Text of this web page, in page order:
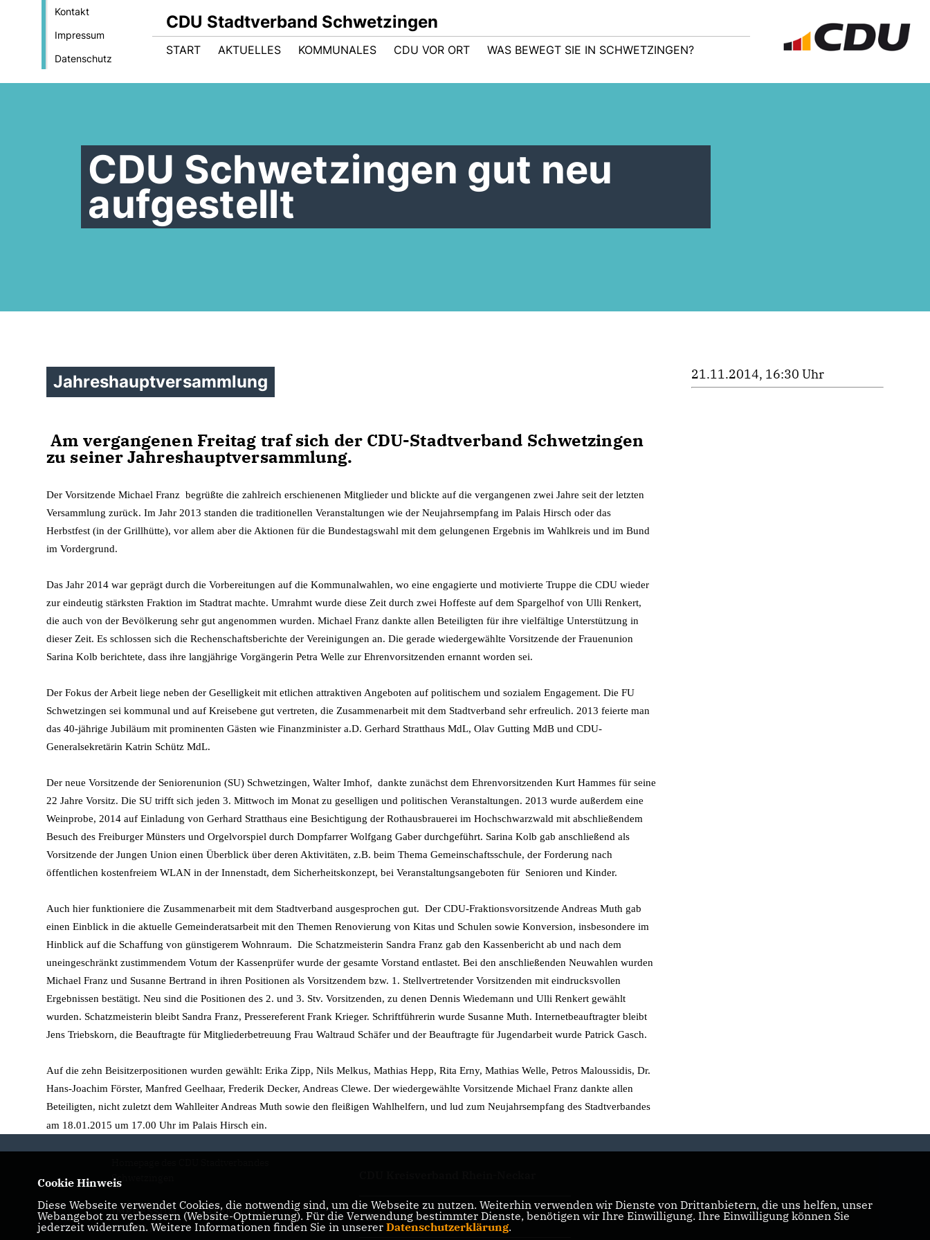
Kontakt
Impressum
Datenschutz
CDU Stadtverband Schwetzingen
START AKTUELLES KOMMUNALES CDU VOR ORT WAS BEWEGT SIE IN SCHWETZINGEN?
CDU Schwetzingen gut neu
aufgestellt
Jahreshauptversammlung
Am vergangenen Freitag traf sich der CDU-Stadtverband Schwetzingen
zu seiner Jahreshauptversammlung.
Der Vorsitzende Michael Franz begrüßte die zahlreich erschienenen Mitglieder und blickte auf die vergangenen zwei Jahre seit der letzten
Versammlung zurück. Im Jahr 2013 standen die traditionellen Veranstaltungen wie der Neujahrsempfang im Palais Hirsch oder das
Herbstfest (in der Grillhütte), vor allem aber die Aktionen für die Bundestagswahl mit dem gelungenen Ergebnis im Wahlkreis und im Bund
im Vordergrund.
Das Jahr 2014 war geprägt durch die Vorbereitungen auf die Kommunalwahlen, wo eine engagierte und motivierte Truppe die CDU wieder
zur eindeutig stärksten Fraktion im Stadtrat machte. Umrahmt wurde diese Zeit durch zwei Hoffeste auf dem Spargelhof von Ulli Renkert,
die auch von der Bevölkerung sehr gut angenommen wurden. Michael Franz dankte allen Beteiligten für ihre vielfältige Unterstützung in
dieser Zeit. Es schlossen sich die Rechenschaftsberichte der Vereinigungen an. Die gerade wiedergewählte Vorsitzende der Frauenunion
Sarina Kolb berichtete, dass ihre langjährige Vorgängerin Petra Welle zur Ehrenvorsitzenden ernannt worden sei.
Der Fokus der Arbeit liege neben der Geselligkeit mit etlichen attraktiven Angeboten auf politischem und sozialem Engagement. Die FU
Schwetzingen sei kommunal und auf Kreisebene gut vertreten, die Zusammenarbeit mit dem Stadtverband sehr erfreulich. 2013 feierte man
das 40-jährige Jubiläum mit prominenten Gästen wie Finanzminister a.D. Gerhard Stratthaus MdL, Olav Gutting MdB und CDU-
Generalsekretärin Katrin Schütz MdL.
Der neue Vorsitzende der Seniorenunion (SU) Schwetzingen, Walter Imhof, dankte zunächst dem Ehrenvorsitzenden Kurt Hammes für seine
22 Jahre Vorsitz. Die SU trifft sich jeden 3. Mittwoch im Monat zu geselligen und politischen Veranstaltungen. 2013 wurde außerdem eine
Weinprobe, 2014 auf Einladung von Gerhard Stratthaus eine Besichtigung der Rothausbrauerei im Hochschwarzwald mit abschließendem
Besuch des Freiburger Münsters und Orgelvorspiel durch Dompfarrer Wolfgang Gaber durchgeführt. Sarina Kolb gab anschließend als
Vorsitzende der Jungen Union einen Überblick über deren Aktivitäten, z.B. beim Thema Gemeinschaftsschule, der Forderung nach
öffentlichen kostenfreiem WLAN in der Innenstadt, dem Sicherheitskonzept, bei Veranstaltungsangeboten für Senioren und Kinder.
Auch hier funktioniere die Zusammenarbeit mit dem Stadtverband ausgesprochen gut. Der CDU-Fraktionsvorsitzende Andreas Muth gab
einen Einblick in die aktuelle Gemeinderatsarbeit mit den Themen Renovierung von Kitas und Schulen sowie Konversion, insbesondere im
Hinblick auf die Schaffung von günstigerem Wohnraum. Die Schatzmeisterin Sandra Franz gab den Kassenbericht ab und nach dem
uneingeschränkt zustimmendem Votum der Kassenprüfer wurde der gesamte Vorstand entlastet. Bei den anschließenden Neuwahlen wurden
Michael Franz und Susanne Bertrand in ihren Positionen als Vorsitzendem bzw. 1. Stellvertretender Vorsitzenden mit eindrucksvollen
Ergebnissen bestätigt. Neu sind die Positionen des 2. und 3. Stv. Vorsitzenden, zu denen Dennis Wiedemann und Ulli Renkert gewählt
wurden. Schatzmeisterin bleibt Sandra Franz, Pressereferent Frank Krieger. Schriftführerin wurde Susanne Muth. Internetbeauftragter bleibt
Jens Triebskorn, die Beauftragte für Mitgliederbetreuung Frau Waltraud Schäfer und der Beauftragte für Jugendarbeit wurde Patrick Gasch.
Auf die zehn Beisitzerpositionen wurden gewählt: Erika Zipp, Nils Melkus, Mathias Hepp, Rita Erny, Mathias Welle, Petros Maloussidis, Dr.
Hans-Joachim Förster, Manfred Geelhaar, Frederik Decker, Andreas Clewe. Der wiedergewählte Vorsitzende Michael Franz dankte allen
Beteiligten, nicht zuletzt dem Wahlleiter Andreas Muth sowie den fleißigen Wahlhelfern, und lud zum Neujahrsempfang des Stadtverbandes
am 18.01.2015 um 17.00 Uhr im Palais Hirsch ein.
21.11.2014, 16:30 Uhr
Schwetzingen
IMPRESSUM
DATENSCHUTZ
KONTAKT
CDU Baden-Württemberg
Cookie Hinweis
Diese Webseite verwendet Cookies, die notwendig sind, um die Webseite zu nutzen. Weiterhin verwenden wir Dienste von Drittanbietern, die uns helfen, unser
Webangebot zu verbessern (Website-Optmierung). Für die Verwendung bestimmter Dienste, benötigen wir Ihre Einwilligung. Ihre Einwilligung können Sie
jederzeit widerrufen. Weitere Informationen finden Sie in unserer Datenschutzerklärung.